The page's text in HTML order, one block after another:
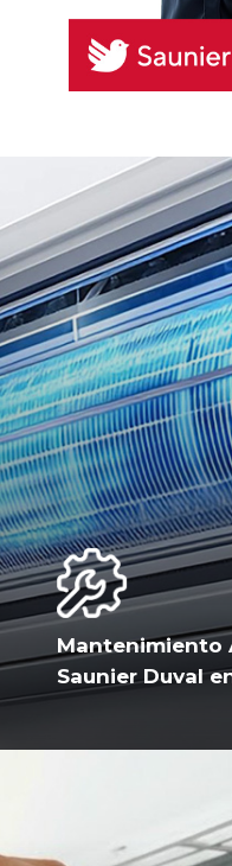
Mantenimiento
Saunier Duval